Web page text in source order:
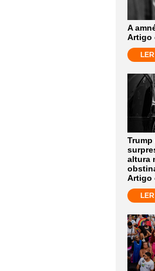
A
Artigo
altura
Artigo